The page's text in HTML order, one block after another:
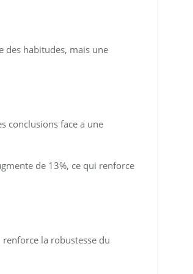
des habitudes, mais une
conclusions face a une
de 13%, ce qui renforce
renforce la robustesse du